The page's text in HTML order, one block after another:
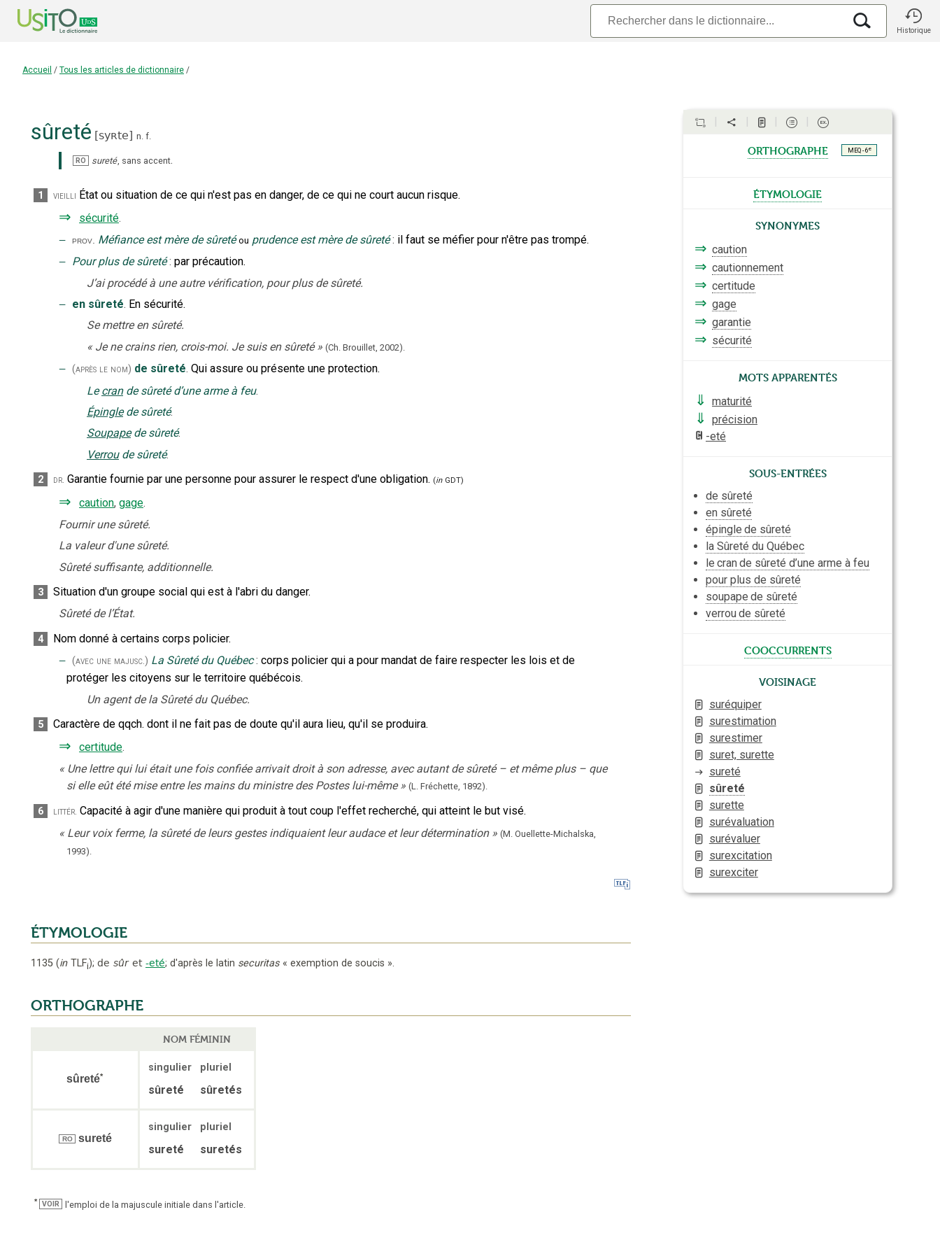
Historique
Accueil / Tous les articles de dictionnaire /
sûreté [syʀte] n. f.
RO sureté, sans accent.
1 vieilli État ou situation de ce qui n'est pas en danger, de ce qui ne court aucun risque.
⇒ sécurité.
‒ prov. Méfiance est mère de sûreté ou prudence est mère de sûreté : il faut se méfier pour n'être pas trompé.
‒ Pour plus de sûreté : par précaution.
J’ai procédé à une autre vérification, pour plus de sûreté.
‒ en sûreté. En sécurité.
Se mettre en sûreté.
« Je ne crains rien, crois-moi. Je suis en sûreté » (Ch. Brouillet, 2002).
‒ (après le nom) de sûreté. Qui assure ou présente une protection.
Le cran de sûreté d’une arme à feu.
Épingle de sûreté.
Soupape de sûreté.
Verrou de sûreté.
2 dr. Garantie fournie par une personne pour assurer le respect d'une obligation. (in GDT)
⇒ caution, gage.
Fournir une sûreté.
La valeur d'une sûreté.
Sûreté suffisante, additionnelle.
3
Situation d'un groupe social qui est à l'abri du danger.
Sûreté de l’État.
4
Nom donné à certains corps policier.
‒ (avec une majusc.) La Sûreté du Québec : corps policier qui a pour mandat de faire respecter les lois et de
protéger les citoyens sur le territoire québécois.
Un agent de la Sûreté du Québec.
5 Caractère de qqch. dont il ne fait pas de doute qu'il aura lieu, qu'il se produira.
⇒ certitude.
« Une lettre qui lui était une fois confiée arrivait droit à son adresse, avec autant de sûreté – et même plus – que
si elle eût été mise entre les mains du ministre des Postes lui-même » (L. Fréchette, 1892).
6 littér. Capacité à agir d'une manière qui produit à tout coup l'effet recherché, qui atteint le but visé.
« Leur voix ferme, la sûreté de leurs gestes indiquaient leur audace et leur détermination » (M. Ouellette-Michalska,
1993).
ÉTYMOLOGIE
1135 (in TLFi); de sûr et -eté; d'après le latin securitas « exemption de soucis ».
ORTHOGRAPHE
NOM FÉMININ
sûreté*
singulier pluriel
sûreté sûretés
RO sureté
singulier pluriel
sureté suretés
* VOIR l'emploi de la majuscule initiale dans l'article.
orthographe MEQ - 6e
étymologie
Synonymes
⇒ caution
⇒ cautionnement
⇒ certitude
⇒ gage
⇒ garantie
⇒ sécurité
Mots apparentés
⇓
maturité
⇓
précision
-eté
Sous-entrées
de sûreté
en sûreté
épingle de sûreté
la Sûreté du Québec
le cran de sûreté d’une arme à feu
pour plus de sûreté
soupape de sûreté
verrou de sûreté
cooccurrents
Voisinage
suréquiper
surestimation
surestimer
suret, surette
sureté
sûreté
surette
surévaluation
surévaluer
surexcitation
surexciter